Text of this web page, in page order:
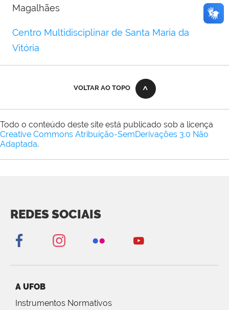
Magalhães
Centro Multidisciplinar de Santa Maria da
Vitória
VOLTAR AO TOPO
Todo o conteúdo deste site está publicado sob a licença
Creative Commons Atribuição-SemDerivações 3.0 Não
Adaptada.
REDES SOCIAIS
A UFOB
Instrumentos Normativos